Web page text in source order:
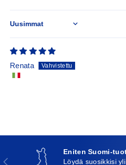
Sort by
Renata
Edellinen
Eniten Suomi-
Löydä suosikkisi